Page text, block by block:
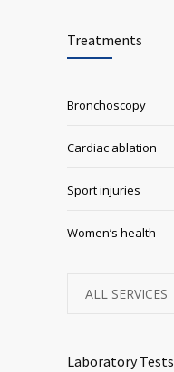
Treatments
Bronchoscopy
Cardiac ablation
Sport injuries
Women’s health
ALL SERVICES
Laboratory Tests